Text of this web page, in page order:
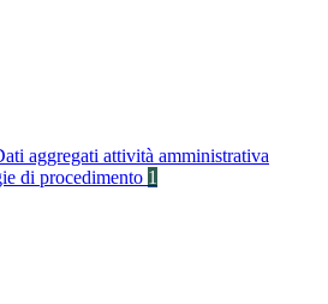
aggregati attività amministrativa
di procedimento 1